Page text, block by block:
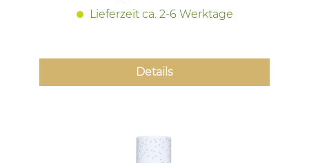
Lieferzeit ca. 2-6 Werktage
Details